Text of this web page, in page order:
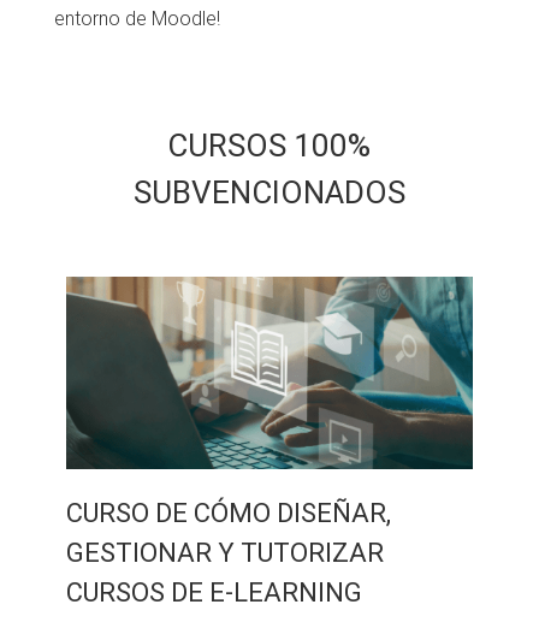
entorno de Moodle!
CURSOS 100%
SUBVENCIONADOS
CURSO DE CÓMO DISEÑAR,
GESTIONAR Y TUTORIZAR
CURSOS DE E-LEARNING